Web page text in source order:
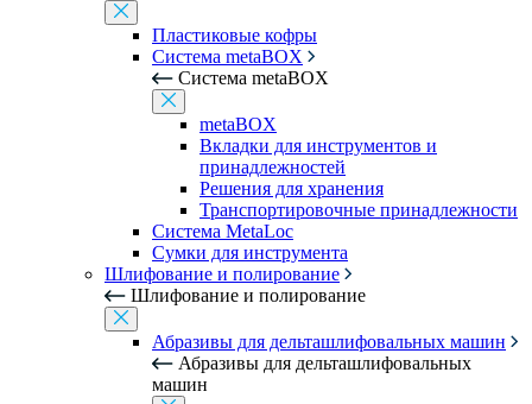
Пластиковые кофры
Система metaBOX
Система metaBOX
metaBOX
Вкладки для инструментов и
принадлежностей
Решения для хранения
Транспортировочные принадлежности
Система MetaLoc
Сумки для инструмента
Шлифование и полирование
Шлифование и полирование
Абразивы для дельташлифовальных машин
Абразивы для дельташлифовальных
машин